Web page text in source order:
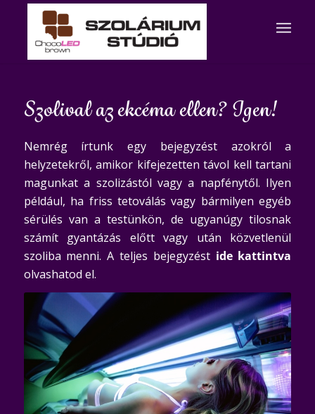
Szolival az ekcéma ellen? Igen!
Nemrég írtunk egy bejegyzést azokról a
helyzetekről, amikor kifejezetten távol kell tartani
magunkat a szolizástól vagy a napfénytől. Ilyen
például, ha friss tetoválás vagy bármilyen egyéb
sérülés van a testünkön, de ugyanúgy tilosnak
számít gyantázás előtt vagy után közvetlenül
szoliba menni. A teljes bejegyzést ide kattintva
olvashatod el.